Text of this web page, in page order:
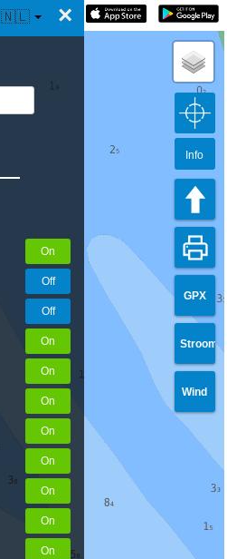
×
🇳🇱
GPX
Stroom
Wind
Info